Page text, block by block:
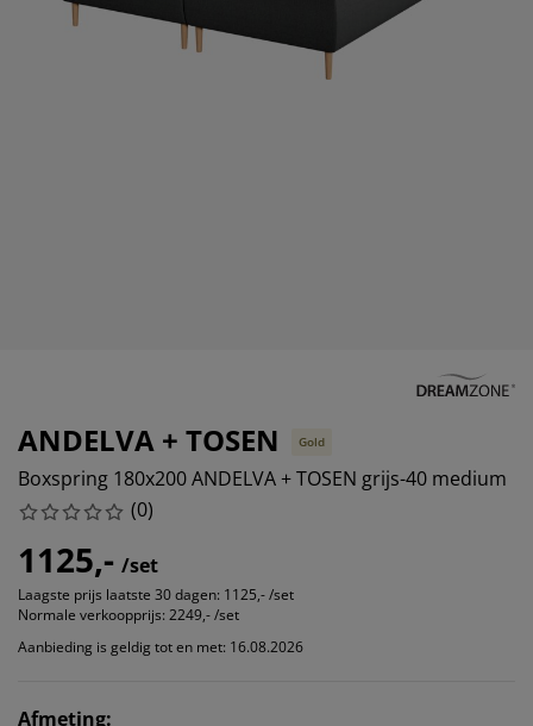
en accessoires
ANDELVA + TOSEN Gold
Boxspring 180x200 ANDELVA + TOSEN grijs-40 medium
(0)
1125,- /set
Laagste prijs laatste 30 dagen: 1125,- /set
Normale verkoopprijs: 2249,- /set
Aanbieding is geldig tot en met: 16.08.2026
Afmeting: